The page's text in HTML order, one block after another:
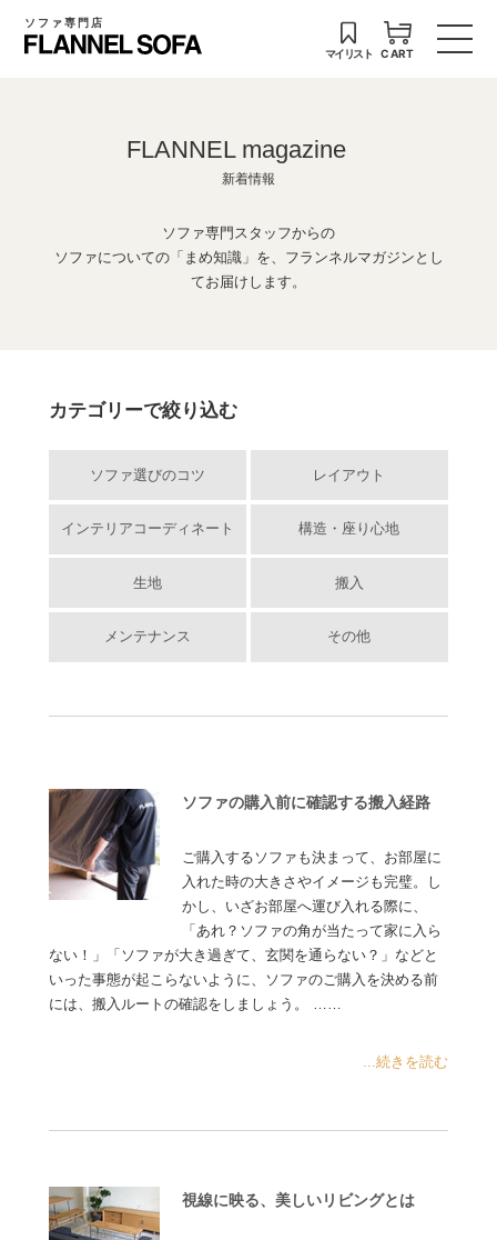
ソファ専門店
マイリスト CART
FLANNEL magazine
新着情報
ソファ専門スタッフからの
ソファについての「まめ知識」を、フランネルマガジンとし
てお届けします。
カテゴリーで絞り込む
ソファ選びのコツ レイアウト
インテリアコーディネート 構造・座り心地
生地 搬入
メンテナンス その他
ソファの購入前に確認する搬入経路
ご購入するソファも決まって、お部屋に
入れた時の大きさやイメージも完璧。し
かし、いざお部屋へ運び入れる際に、
「あれ？ソファの角が当たって家に入ら
ない！」「ソファが大き過ぎて、玄関を通らない？」などと
いった事態が起こらないように、ソファのご購入を決める前
には、搬入ルートの確認をしましょう。 ……
...続きを読む
視線に映る、美しいリビングとは